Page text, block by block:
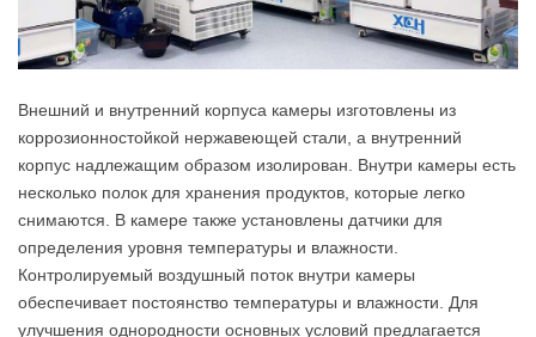
Внешний и внутренний корпуса камеры изготовлены из
коррозионностойкой нержавеющей стали, а внутренний
корпус надлежащим образом изолирован. Внутри камеры есть
несколько полок для хранения продуктов, которые легко
снимаются. В камере также установлены датчики для
определения уровня температуры и влажности.
Контролируемый воздушный поток внутри камеры
обеспечивает постоянство температуры и влажности. Для
улучшения однородности основных условий предлагается